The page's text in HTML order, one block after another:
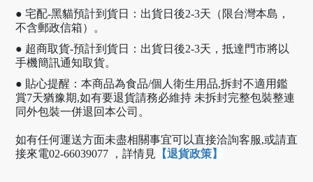
● 宅配-黑貓預計到貨日：出貨日後2-3天（限台灣本島，
不含郵政信箱）。
● 超商取貨-預計到貨日：出貨日後2-3天，抵達門市將以
手機簡訊通知取貨。
● 貼心提醒：本商品為食品/個人衛生用品,拆封不適用鑑
賞7天猶豫期,如有要退貨請務必維持 未拆封完整包裝整連
同外包裝一併退回本公司。
如有任何運送方面未盡相關事宜可以直接洽詢客服,或請直
接來電02-66039077 ， 詳情見 【退貨政策】